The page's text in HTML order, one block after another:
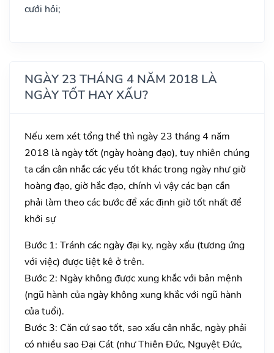
cưới hỏi;
NGÀY 23 THÁNG 4 NĂM 2018 LÀ
NGÀY TỐT HAY XẤU?
Nếu xem xét tổng thể thì ngày 23 tháng 4 năm
2018 là ngày tốt (ngày hoàng đạo), tuy nhiên chúng
ta cần cân nhắc các yếu tốt khác trong ngày như giờ
hoàng đạo, giờ hắc đạo, chính vì vậy các bạn cần
phải làm theo các bước để xác định giờ tốt nhất để
khởi sự
Bước 1: Tránh các ngày đại kỵ, ngày xấu (tương ứng
với việc) được liệt kê ở trên.
Bước 2: Ngày không được xung khắc với bản mệnh
(ngũ hành của ngày không xung khắc với ngũ hành
của tuổi).
Bước 3: Căn cứ sao tốt, sao xấu cân nhắc, ngày phải
có nhiều sao Đại Cát (như Thiên Đức, Nguyệt Đức,